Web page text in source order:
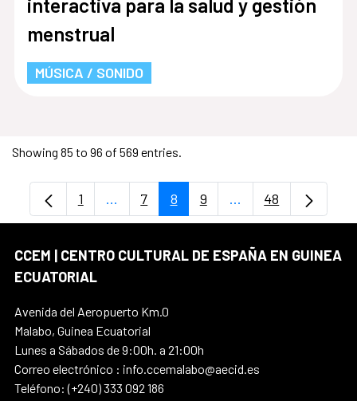
menstrual
MÚSICA / SONIDO
Showing 85 to 96 of 569 entries.
Page
1 ...Intermediate Pages Use TAB to
Page
7 Page
8 Page
9 ...Intermediate
Page
48
CCEM | CENTRO CULTURAL DE ESPAÑA EN GUINEA
ECUATORIAL
Avenida del Aeropuerto Km.0
Malabo, Guinea Ecuatorial
Lunes a Sábados de 9:00h. a 21:00h
Correo electrónico : info.ccemalabo@aecid.es
Teléfono: (+240) 333 092 186